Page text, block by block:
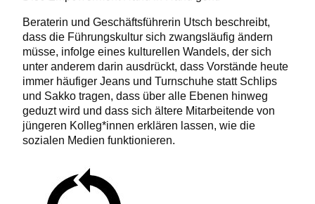
Beraterin und Geschäftsführerin Utsch beschreibt,
dass die Führungskultur sich zwangsläufig ändern
müsse, infolge eines kulturellen Wandels, der sich
unter anderem darin ausdrückt, dass Vorstände heute
immer häufiger Jeans und Turnschuhe statt Schlips
und Sakko tragen, dass über alle Ebenen hinweg
geduzt wird und dass sich ältere Mitarbeitende von
jüngeren Kolleg*innen erklären lassen, wie die
sozialen Medien funktionieren.